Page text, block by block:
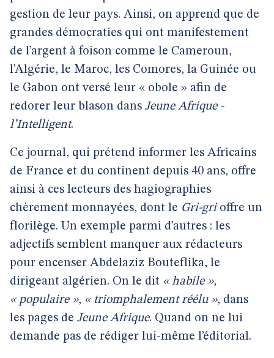
gestion de leur pays. Ainsi, on apprend que de
grandes démocraties qui ont manifestement
de l’argent à foison comme le Cameroun,
l’Algérie, le Maroc, les Comores, la Guinée ou
le Gabon ont versé leur « obole » afin de
redorer leur blason dans Jeune Afrique -
l’Intelligent.
Ce journal, qui prétend informer les Africains
de France et du continent depuis 40 ans, offre
ainsi à ces lecteurs des hagiographies
chèrement monnayées, dont le Gri-grioffre un
florilège. Un exemple parmi d’autres : les
adjectifs semblent manquer aux rédacteurs
pour encenser Abdelaziz Bouteflika, le
dirigeant algérien. On le dit « habile »,
« populaire », « triomphalement réélu », dans
les pages de Jeune Afrique. Quand on ne lui
demande pas de rédiger lui-même l’éditorial.